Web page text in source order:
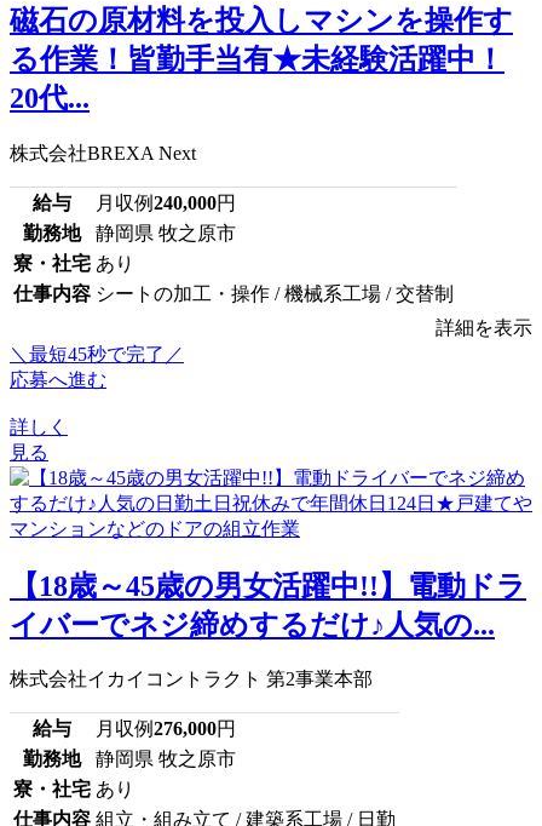
磁石の原材料を投入しマシンを操作す
る作業！皆勤手当有★未経験活躍中！
20代...
株式会社BREXA Next
給与 月収例240,000円
勤務地
静岡県 牧之原市
寮・社宅 あり
仕事内容 シートの加工・操作 / 機械系工場 / 交替制
詳細を表示
＼最短45秒で完了／
応募へ進む
詳しく
見る
【18歳～45歳の男女活躍中!!】電動ドラ
イバーでネジ締めするだけ♪人気の...
株式会社イカイコントラクト 第2事業本部
給与 月収例276,000円
勤務地
静岡県 牧之原市
寮・社宅 あり
仕事内容 組立・組み立て / 建築系工場 / 日勤